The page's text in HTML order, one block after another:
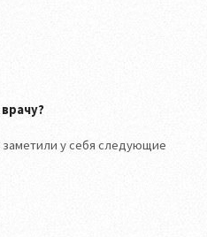
у себя следующие